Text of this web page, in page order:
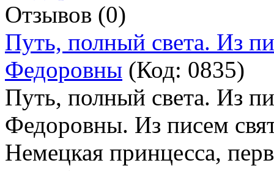
Отзывов (0)
Путь, полный света. Из
Федоровны (Код: 0835)
Путь, полный света. Из
Федоровны. Из писем
Немецкая принцесса,